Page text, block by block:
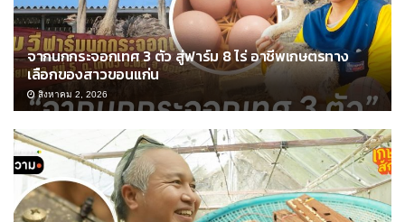
จากนกกระจอกเทศ 3 ตัว สู่ฟาร์ม 8 ไร่ อาชีพเกษตรทาง
เลือกของสาวขอนแก่น
สิงหาคม 2, 2026